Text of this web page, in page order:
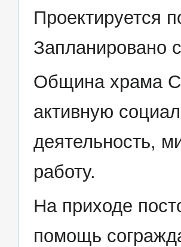
Проектируется
Запланировано
Община храма
активную
деятельность,
работу.
На приходе
помощь